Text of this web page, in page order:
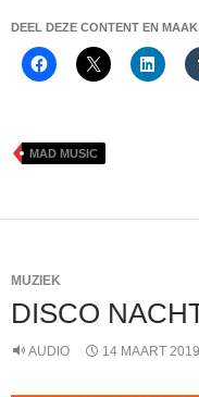
DEEL DEZE CONTENT EN
MAD MUSIC
MUZIEK
DISCO
AUDIO 14 MAART 2019